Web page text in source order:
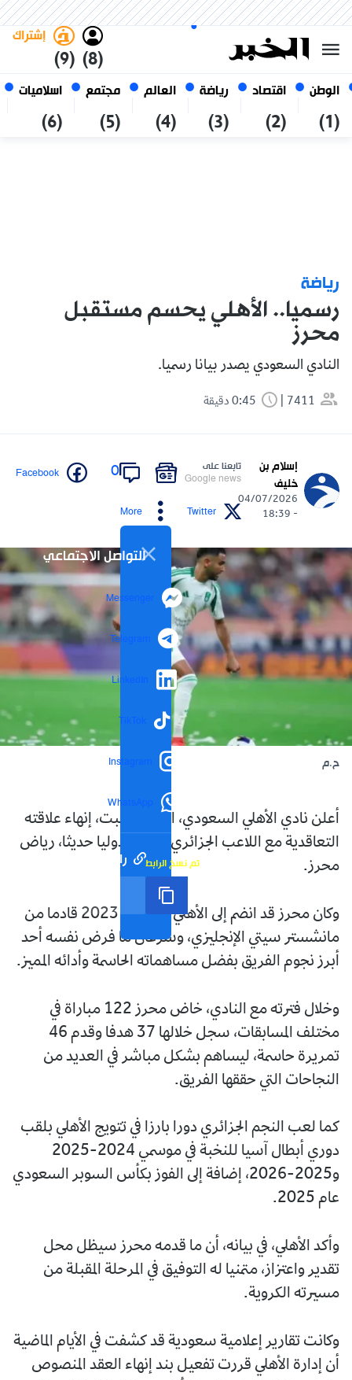
الوطن
(1)
اقتصاد
(2)
رياضة
(3)
العالم
(4)
مجتمع
(5)
اسلاميات
(6)
(8)
إشتراك
(9)
أغسطس 2026
الجزائر
رياضة
رسميا.. الأهلي يحسم مستقبل
محرز
النادي السعودي يصدر بيانا رسميا.
7411
إسلام بن
خليف
04/07/2026
- 18:39
تابعنا على
Google news
0
Facebook
Twitter
More
التواصل الاجتماعي
Messenger
Telegram
LinkedIn
TikTok
Instagram
WhatsApp
رابط مختصر تم نسخ الرابط
ح.م
أعلن نادي الأهلي السعودي، اليوم السبت، إنهاء علاقته
التعاقدية مع اللاعب الجزائري المعتزل دوليا حديثا، رياض
محرز.
وكان محرز قد انضم إلى الأهلي في صيف 2023 قادما من
مانشستر سيتي الإنجليزي، وسرعان ما فرض نفسه أحد
أبرز نجوم الفريق بفضل مساهماته الحاسمة وأدائه المميز.
وخلال فترته مع النادي، خاض محرز 122 مباراة في
مختلف المسابقات، سجل خلالها 37 هدفا وقدم 46
تمريرة حاسمة، ليساهم بشكل مباشر في العديد من
النجاحات التي حققها الفريق.
كما لعب النجم الجزائري دورا بارزا في تتويج الأهلي بلقب
دوري أبطال آسيا للنخبة في موسمي 2024-2025
و2025-2026، إضافة إلى الفوز بكأس السوبر السعودي
عام 2025.
وأكد الأهلي، في بيانه، أن ما قدمه محرز سيظل محل
تقدير واعتزاز، متمنيا له التوفيق في المرحلة المقبلة من
مسيرته الكروية.
وكانت تقارير إعلامية سعودية قد كشفت في الأيام الماضية
أن إدارة الأهلي قررت تفعيل بند إنهاء العقد المنصوص